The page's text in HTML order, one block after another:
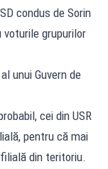
condus de Sorin
voturile grupurilor
unui Guvern de
cei din USR
pentru că mai
din teritoriu.